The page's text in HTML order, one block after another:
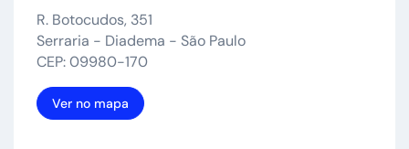
R. Botocudos, 351
Serraria - Diadema - São Paulo
CEP: 09980-170
Ver no mapa